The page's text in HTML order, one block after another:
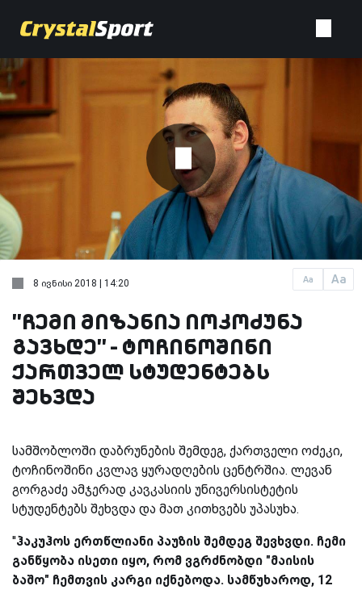
Aa Aa
8 ივნისი 2018 | 14:20
''ჩემი მიზანია იოკოძუნა
გავხდე'' - ტოჩინოშინი
ქართველ სტუდენტებს
შეხვდა
სამშობლოში დაბრუნების შემდეგ, ქართველი ოძეკი,
ტოჩინოშინი კვლავ ყურადღების ცენტრშია. ლევან
გორგაძე ამჯერად კავკასიის უნივერსისტეტის
სტუდენტებს შეხვდა და მათ კითხვებს უპასუხა.
''ჰაკუჰოს ერთწლიანი პაუზის შემდეგ შევხვდი. ჩემი
განწყობა ისეთი იყო, რომ ვგრძნობდი "მაისის
ბაშო" ჩემთვის კარგი იქნებოდა. სამწუხაროდ, 12